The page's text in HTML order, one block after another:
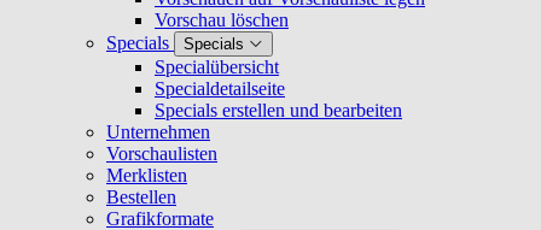
Vorschau löschen
Specials
Specials
Specialübersicht
Specialdetailseite
Specials erstellen und bearbeiten
Unternehmen
Vorschaulisten
Merklisten
Bestellen
Grafikformate